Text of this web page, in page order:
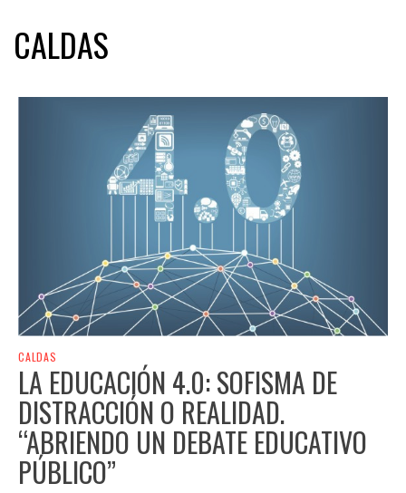
CALDAS
CALDAS
LA EDUCACIÓN 4.0: SOFISMA DE
DISTRACCIÓN O REALIDAD.
“ABRIENDO UN DEBATE EDUCATIVO
PÚBLICO”